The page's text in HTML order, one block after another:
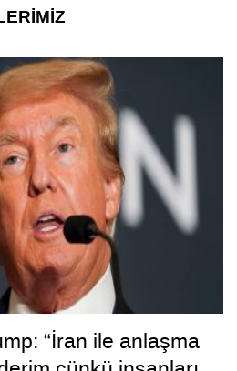
“İran ile anlaşma